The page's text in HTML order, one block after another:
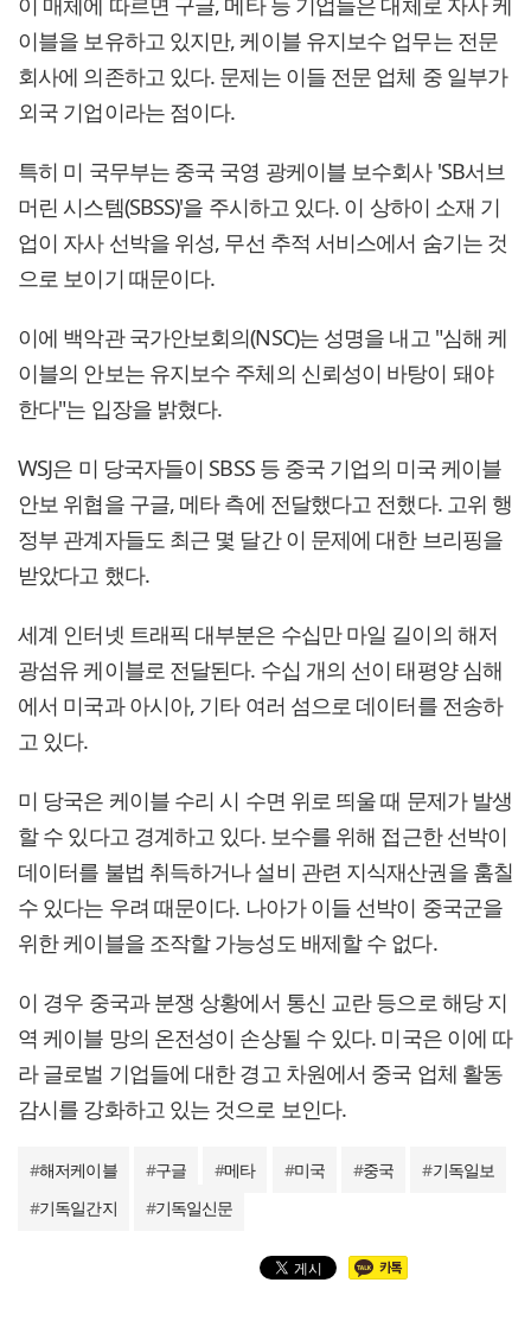
이블을 보유하고 있지만, 케이블 유지보수 업무는 전문
회사에 의존하고 있다. 문제는 이들 전문 업체 중 일부가
외국 기업이라는 점이다.
특히 미 국무부는 중국 국영 광케이블 보수회사 'SB서브
머린 시스템(SBSS)'을 주시하고 있다. 이 상하이 소재 기
업이 자사 선박을 위성, 무선 추적 서비스에서 숨기는 것
으로 보이기 때문이다.
이에 백악관 국가안보회의(NSC)는 성명을 내고 "심해 케
이블의 안보는 유지보수 주체의 신뢰성이 바탕이 돼야
한다"는 입장을 밝혔다.
WSJ은 미 당국자들이 SBSS 등 중국 기업의 미국 케이블
안보 위협을 구글, 메타 측에 전달했다고 전했다. 고위 행
정부 관계자들도 최근 몇 달간 이 문제에 대한 브리핑을
받았다고 했다.
세계 인터넷 트래픽 대부분은 수십만 마일 길이의 해저
광섬유 케이블로 전달된다. 수십 개의 선이 태평양 심해
에서 미국과 아시아, 기타 여러 섬으로 데이터를 전송하
고 있다.
미 당국은 케이블 수리 시 수면 위로 띄울 때 문제가 발생
할 수 있다고 경계하고 있다. 보수를 위해 접근한 선박이
데이터를 불법 취득하거나 설비 관련 지식재산권을 훔칠
수 있다는 우려 때문이다. 나아가 이들 선박이 중국군을
위한 케이블을 조작할 가능성도 배제할 수 없다.
이 경우 중국과 분쟁 상황에서 통신 교란 등으로 해당 지
역 케이블 망의 온전성이 손상될 수 있다. 미국은 이에 따
라 글로벌 기업들에 대한 경고 차원에서 중국 업체 활동
감시를 강화하고 있는 것으로 보인다.
#해저케이블 #구글 #메타 #미국 #중국 #기독일보
#기독일간지 #기독일신문